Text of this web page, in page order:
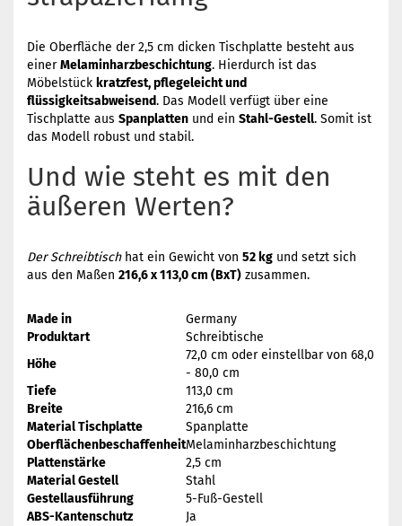
Die Oberfläche der 2,5 cm dicken Tischplatte besteht aus
einerMelaminharzbeschichtung. Hierdurch ist das
Möbelstück kratzfest, pflegeleicht und
flüssigkeitsabweisend. Das Modell verfügt über eine
Tischplatte aus Spanplatten und ein Stahl-Gestell. Somit ist
das Modell robust und stabil.
Und wie steht es mit den
äußeren Werten?
Der Schreibtischhat ein Gewicht von 52 kg und setzt sich
aus den Maßen 216,6 x 113,0 cm (BxT) zusammen.
Made in
Germany
Produktart
Schreibtische
Höhe
72,0 cm oder einstellbar von 68,0
- 80,0 cm
Tiefe
113,0 cm
Breite
216,6 cm
Material Tischplatte
Spanplatte
OberflächenbeschaffenheitMelaminharzbeschichtung
Plattenstärke
2,5 cm
Material Gestell
Stahl
Gestellausführung
5-Fuß-Gestell
ABS-Kantenschutz
Ja